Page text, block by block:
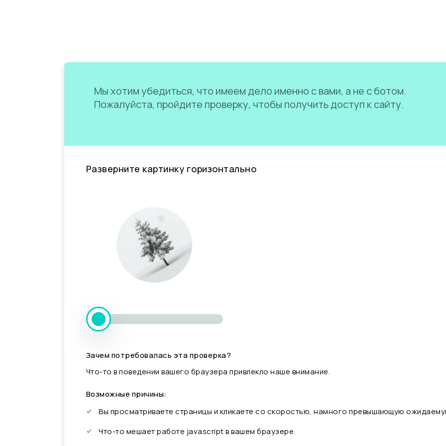
Мы хотим убедиться, что имеем дело именно с вами, а не с ботом.
Пожалуйста, пройдите проверку, чтобы получить доступ к сайту.
Разверните картинку горизонтально
Зачем потребовалась эта проверка?
Что-то в поведении вашего браузера привлекло наше внимание.
Возможные причины:
Вы просматриваете страницы и кликаете со скоростью, намного превышающую
Что-то мешает работе javascript в вашем браузере